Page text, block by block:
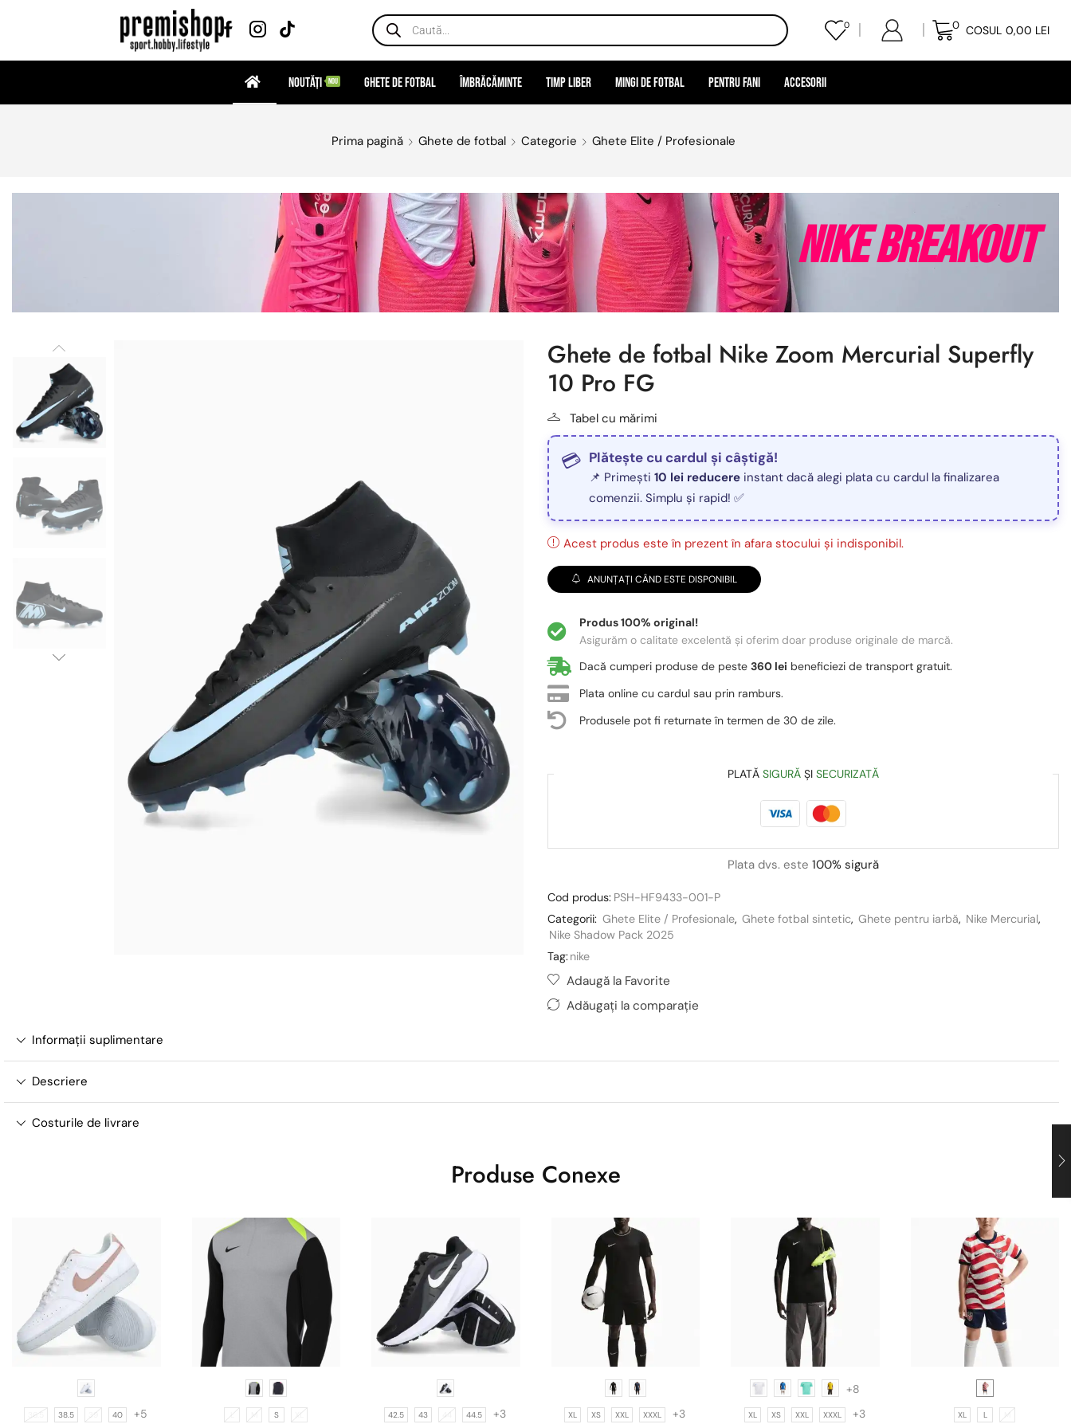
0 0 COSUL 0,00 LEI
Noutăți NOU Ghete de fotbal Îmbrăcăminte Timp liber Mingi de fotbal Pentru Fani Accesorii
Prima pagină Ghete de fotbal Categorie Ghete Elite / Profesionale
Nike Breakout
Ghete de fotbal Nike Zoom Mercurial Superfly
10 Pro FG
Tabel cu mărimi
Plătește cu cardul și câștigă!
📌 Primești 10 lei reducere instant dacă alegi plata cu cardul la finalizarea
comenzii. Simplu și rapid! ✅
Acest produs este în prezent în afara stocului și indisponibil.
ANUNȚAȚI CÂND ESTE DISPONIBIL
Produs 100% original!
Asigurăm o calitate excelentă și oferim doar produse originale de marcă.
Dacă cumperi produse de peste 360 lei beneficiezi de transport gratuit.
Plata online cu cardul sau prin ramburs.
Produsele pot fi returnate în termen de 30 de zile.
PLATĂ SIGURĂ ȘI SECURIZATĂ
Plata dvs. este 100% sigură
Cod produs: PSH-HF9433-001-P
Categorii: Ghete Elite / Profesionale, Ghete fotbal sintetic, Ghete pentru iarbă, Nike Mercurial,
Nike Shadow Pack 2025
Tag:nike
Adaugă la Favorite
Adăugați la comparație
Informații suplimentare
Descriere
Costurile de livrare
Produse Conexe
36.5 38.5 39 40 +5 M S XL 42.5 43 44 44.5 +3 XL XS XXL XXXL +3
+8
XL XS XXL XXXL +3 XL L M